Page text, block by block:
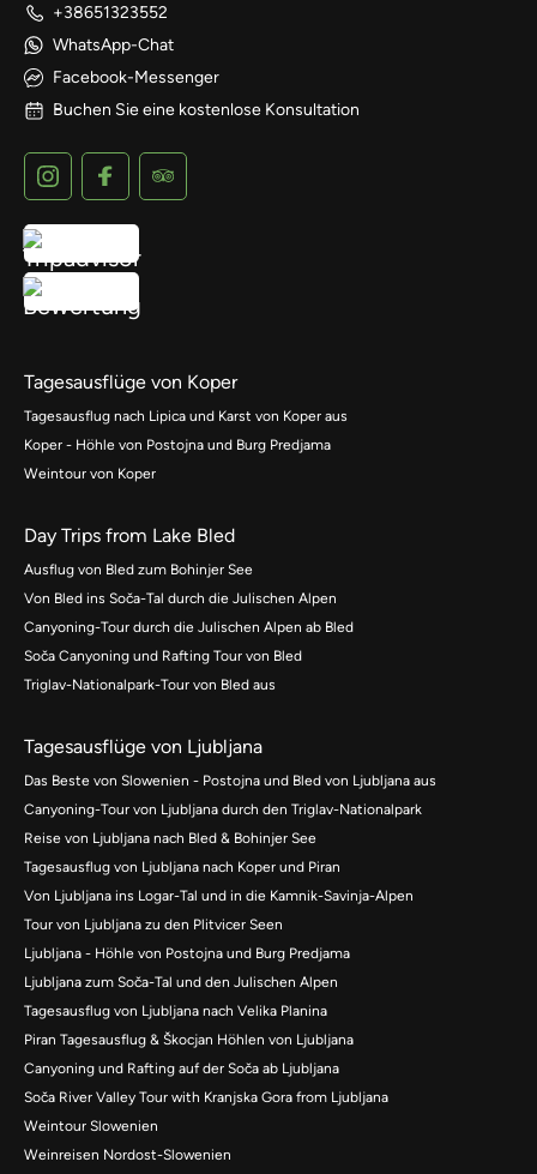
+38651323552
WhatsApp-Chat
Facebook-Messenger
Buchen Sie eine kostenlose Konsultation
Tagesausflüge von Koper
Tagesausflug nach Lipica und Karst von Koper aus
Koper - Höhle von Postojna und Burg Predjama
Weintour von Koper
Day Trips from Lake Bled
Ausflug von Bled zum Bohinjer See
Von Bled ins Soča-Tal durch die Julischen Alpen
Canyoning-Tour durch die Julischen Alpen ab Bled
Soča Canyoning und Rafting Tour von Bled
Triglav-Nationalpark-Tour von Bled aus
Tagesausflüge von Ljubljana
Das Beste von Slowenien - Postojna und Bled von Ljubljana aus
Canyoning-Tour von Ljubljana durch den Triglav-Nationalpark
Reise von Ljubljana nach Bled & Bohinjer See
Tagesausflug von Ljubljana nach Koper und Piran
Von Ljubljana ins Logar-Tal und in die Kamnik-Savinja-Alpen
Tour von Ljubljana zu den Plitvicer Seen
Ljubljana - Höhle von Postojna und Burg Predjama
Ljubljana zum Soča-Tal und den Julischen Alpen
Tagesausflug von Ljubljana nach Velika Planina
Piran Tagesausflug & Škocjan Höhlen von Ljubljana
Canyoning und Rafting auf der Soča ab Ljubljana
Soča River Valley Tour with Kranjska Gora from Ljubljana
Weintour Slowenien
Weinreisen Nordost-Slowenien